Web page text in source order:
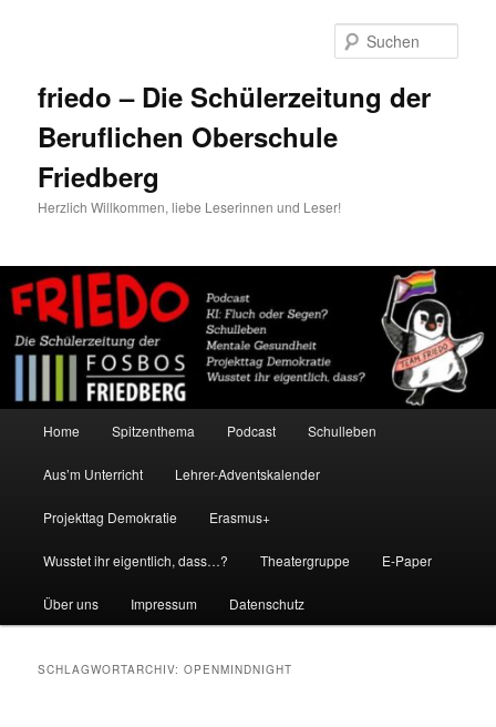
friedo – Die Schülerzeitung der
Beruflichen Oberschule
Friedberg
Herzlich Willkommen, liebe Leserinnen und Leser!
Home Spitzenthema Podcast Schulleben
Aus’m Unterricht Lehrer-Adventskalender
Projekttag Demokratie Erasmus+
Wusstet ihr eigentlich, dass…? Theatergruppe E-Paper
Über uns Impressum Datenschutz
SCHLAGWORTARCHIV:OPENMINDNIGHT